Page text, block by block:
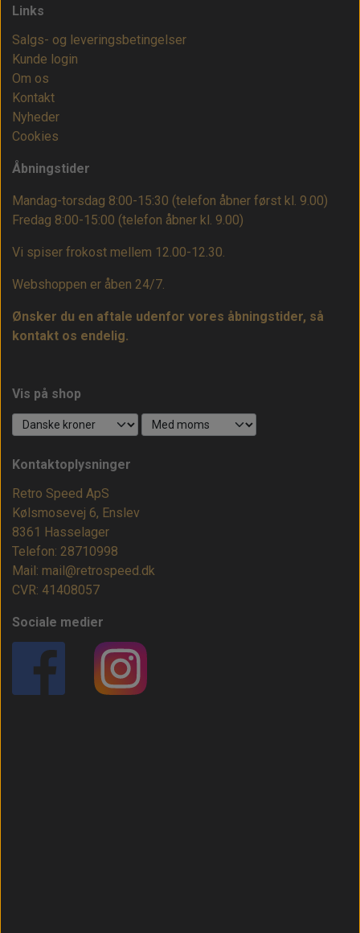
Links
Salgs- og leveringsbetingelser
Kunde login
Om os
Kontakt
Nyheder
Cookies
Åbningstider
Mandag-torsdag 8:00-15:30 (telefon åbner først kl. 9.00)
Fredag 8:00-15:00 (telefon åbner kl. 9.00)
Vi spiser frokost mellem 12.00-12.30.
Webshoppen er åben 24/7.
Ønsker du en aftale udenfor vores åbningstider, så
kontakt os endelig.
Vis på shop
Kontaktoplysninger
Retro Speed ApS
Kølsmosevej 6, Enslev
8361 Hasselager
Telefon: 28710998
Mail: mail@retrospeed.dk
CVR: 41408057
Sociale medier